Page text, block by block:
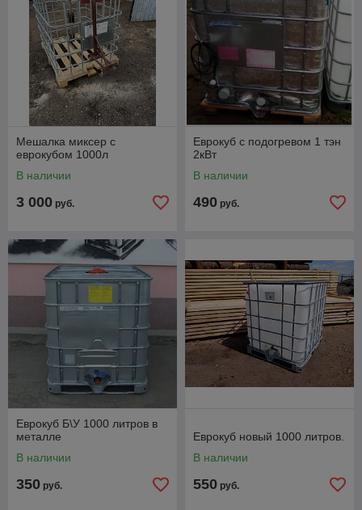
Мешалка миксер с
еврокубом 1000л
В наличии
3 000 руб.
Еврокуб с подогревом 1 тэн
2кВт
В наличии
490 руб.
Еврокуб Б\У 1000 литров в
металле
В наличии
350 руб.
Еврокуб новый 1000 литров.
В наличии
550 руб.